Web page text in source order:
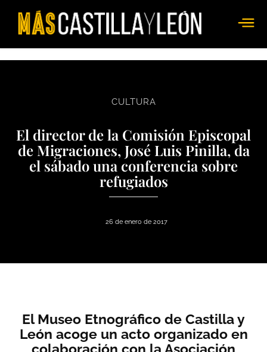
CULTURA
El director de la Comisión Episcopal
de Migraciones, José Luis Pinilla, da
el sábado una conferencia sobre
refugiados
26 de enero de 2017
El Museo Etnográfico de Castilla y
León acoge un acto organizado en